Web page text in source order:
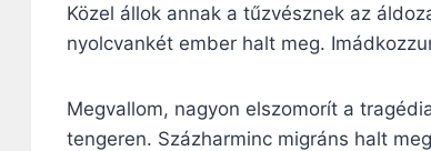
Közel állok annak a tűzvésznek az
nyolcvankét ember halt meg.
Megvallom, nagyon elszomorít a
tengeren. Százharminc migráns halt